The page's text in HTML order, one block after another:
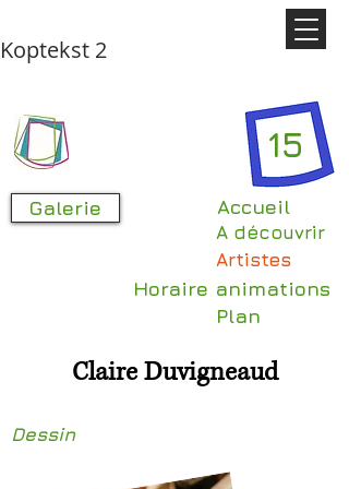
Koptekst 2
Galerie
15
Accueil
A découvrir
Artistes
Horaire animations
Plan
Claire Duvigneaud
Dessin